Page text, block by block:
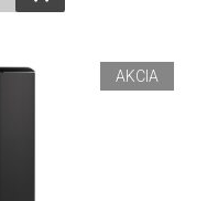
AKCIA